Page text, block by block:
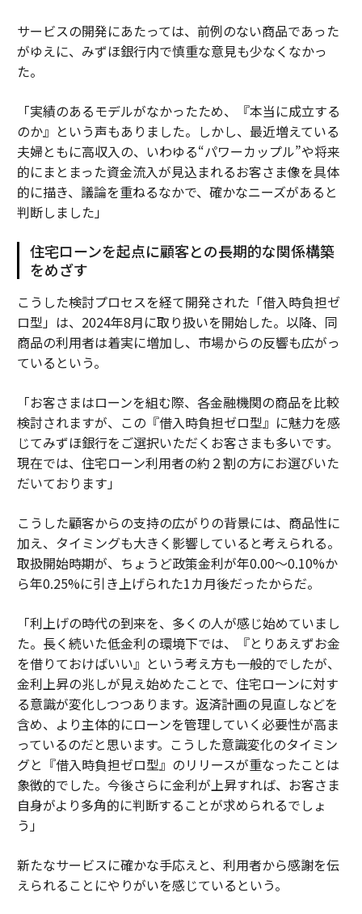
サービスの開発にあたっては、前例のない商品であった
がゆえに、みずほ銀行内で慎重な意見も少なくなかっ
た。
「実績のあるモデルがなかったため、『本当に成立する
のか』という声もありました。しかし、最近増えている
夫婦ともに高収入の、いわゆる“パワーカップル”や将来
的にまとまった資金流入が見込まれるお客さま像を具体
的に描き、議論を重ねるなかで、確かなニーズがあると
判断しました」
住宅ローンを起点に顧客との長期的な関係構築
をめざす
こうした検討プロセスを経て開発された「借入時負担ゼ
ロ型」は、2024年8月に取り扱いを開始した。以降、同
商品の利用者は着実に増加し、市場からの反響も広がっ
ているという。
「お客さまはローンを組む際、各金融機関の商品を比較
検討されますが、この『借入時負担ゼロ型』に魅力を感
じてみずほ銀行をご選択いただくお客さまも多いです。
現在では、住宅ローン利用者の約２割の方にお選びいた
だいております」
こうした顧客からの支持の広がりの背景には、商品性に
加え、タイミングも大きく影響していると考えられる。
取扱開始時期が、ちょうど政策金利が年0.00〜0.10%か
ら年0.25%に引き上げられた1カ月後だったからだ。
「利上げの時代の到来を、多くの人が感じ始めていまし
た。長く続いた低金利の環境下では、『とりあえずお金
を借りておけばいい』という考え方も一般的でしたが、
金利上昇の兆しが見え始めたことで、住宅ローンに対す
る意識が変化しつつあります。返済計画の見直しなどを
含め、より主体的にローンを管理していく必要性が高ま
っているのだと思います。こうした意識変化のタイミン
グと『借入時負担ゼロ型』のリリースが重なったことは
象徴的でした。今後さらに金利が上昇すれば、お客さま
自身がより多角的に判断することが求められるでしょ
う」
新たなサービスに確かな手応えと、利用者から感謝を伝
えられることにやりがいを感じているという。